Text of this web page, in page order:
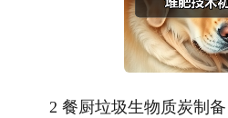
2 餐厨垃圾生物质炭制备